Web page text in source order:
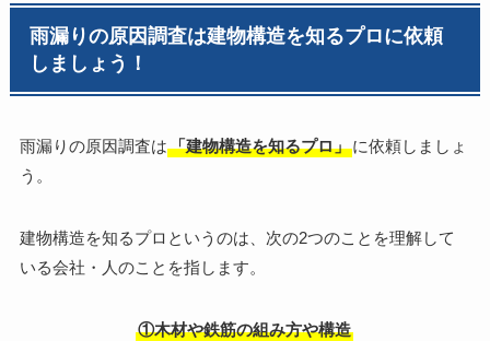
雨漏りの原因調査は建物構造を知るプロに依頼
しましょう！
雨漏りの原因調査は「建物構造を知るプロ」に依頼しましょ
う。
建物構造を知るプロというのは、次の2つのことを理解して
いる会社・人のことを指します。
①木材や鉄筋の組み方や構造